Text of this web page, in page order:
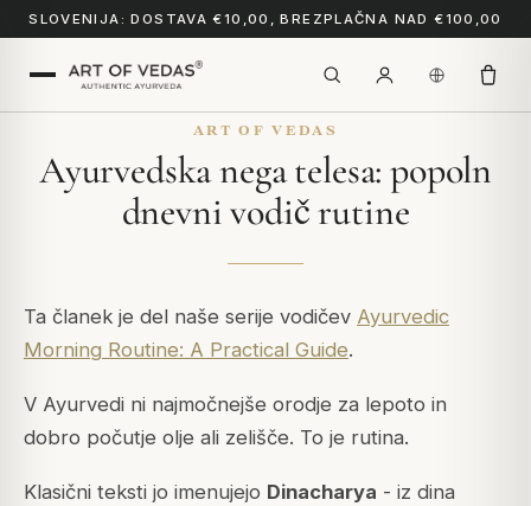
SLOVENIJA: DOSTAVA €10,00, BREZPLAČNA NAD €100,00
ART OF VEDAS
Ayurvedska nega telesa: popoln
dnevni vodič rutine
Ta članek je del naše serije vodičev Ayurvedic
Morning Routine: A Practical Guide.
V Ayurvedi ni najmočnejše orodje za lepoto in
dobro počutje olje ali zelišče. To je rutina.
Klasični teksti jo imenujejo Dinacharya - iz dina